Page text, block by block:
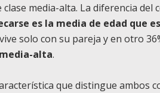
clase media-alta. La diferencia
es la media de edad que
solo con su pareja y en otro
alta.
que distingue ambos